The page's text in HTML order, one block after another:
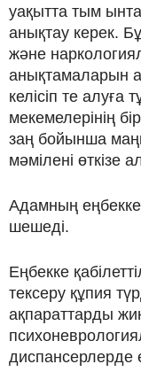
уақытта тым
анықтау керек.
және
анықтамаларын
келісіп те
мекемелерінің
заң бойынша
мәмілені өткізе
Адамның еңбекке
шешеді.
Еңбекке
тексеру құпия
ақпараттарды
диспансерлерде